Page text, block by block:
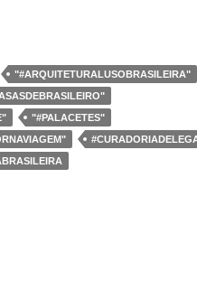
"#ARQUITETURALUSOBRASILEIRA"
"#PALACETES"